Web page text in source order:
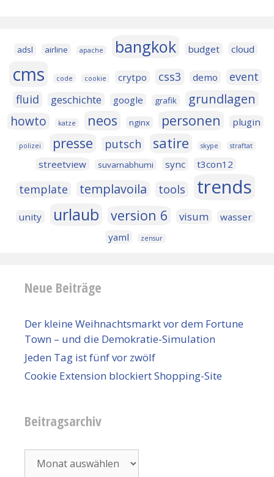
adsl airline apache bangkok budget cloud
cms code cookie crytpo css3 demo
event
fluid
geschichte google grafik grundlagen
howto katze neos nginx personen plugin
polizei presse putsch satire skype straftat
streetview suvarnabhumi sync t3con12
template templavoila tools trends
unity urlaub version 6 visum
wasser
yaml
zensur
Neue Beiträge
Der kleine Weihnachtsmarkt vor dem Fortune
Town – und die Demokratie-Simulation
Jeden Tag ist fünf vor zwölf
Cookie Extension blockiert Shopping-Site
Beitragsarchiv
Beitragsarchiv